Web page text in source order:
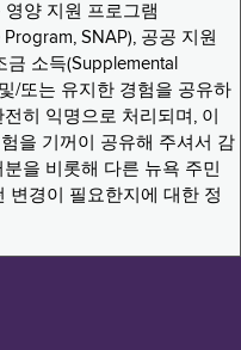
양 지원 프로그램
SNAP), 공공 지원
금 소득(Supplemental
/또는 유지한 경험을 공유하
히 익명으로 처리되며, 이
을 기꺼이 공유해 주셔서 감
을 비롯해 다른 뉴욕 주민
변경이 필요한지에 대한 정